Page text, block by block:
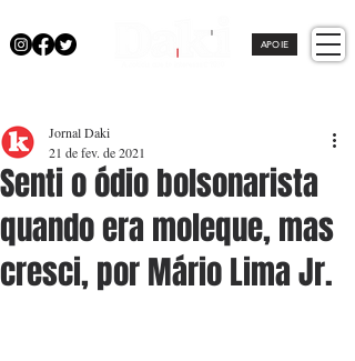
APOIE
Senti o ódio bolsonarista
quando era moleque, mas
cresci, por Mário Lima Jr.
Jornal Daki
21 de fev. de 2021